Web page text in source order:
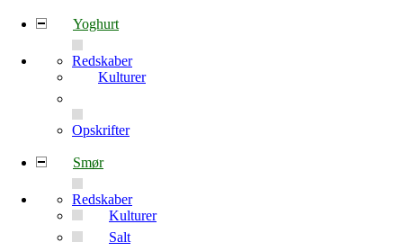
Yoghurt
Redskaber
Kulturer
Opskrifter
Smør
Redskaber
Kulturer
Salt